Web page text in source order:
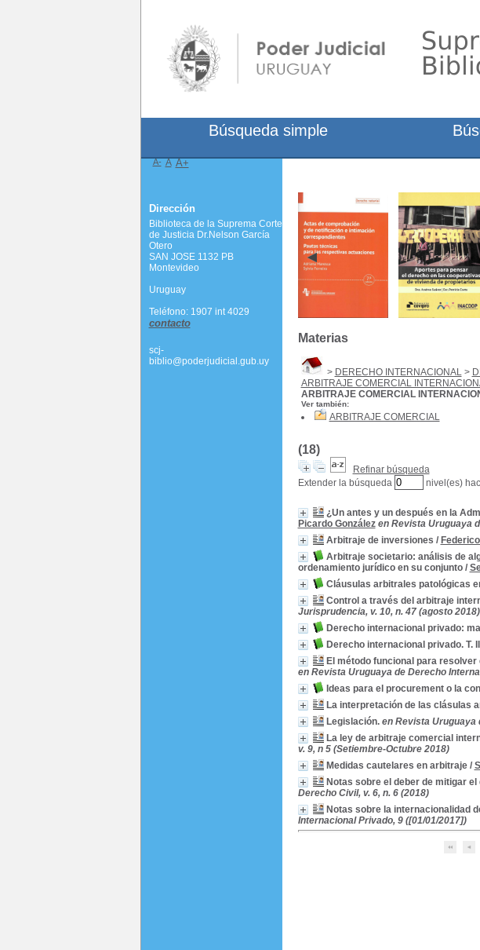
Materias
> DERECHO INTERNACIONAL>
ARBITRAJE COMERCIAL
ARBITRAJE COMERCIAL
Ver también:
ARBITRAJE COMERCIAL
(18)
Refinar búsqueda
Extender la búsqueda
nivel(es)
¿Un antes y un después en la
Picardo González en Revista Uruguaya
Arbitraje de inversiones /
Arbitraje societario: análisis de
ordenamiento jurídico en su conjunto/
Cláusulas arbitrales patológicas
Control a través del arbitraje
Jurisprudencia, v. 10, n. 47 (agosto 2018)
Derecho internacional privado:
Derecho internacional privado. T.
El método funcional para
en Revista Uruguaya de Derecho
Ideas para el procurement o la
La interpretación de las clásulas
Legislación. en Revista Uruguaya
La ley de arbitraje comercial
v. 9, n 5 (Setiembre-Octubre 2018)
Medidas cautelares en arbitraje/
Notas sobre el deber de mitigar
Derecho Civil, v. 6, n. 6 (2018)
Notas sobre la internacionalidad
Internacional Privado, 9 ([01/01/2017])
Búsqueda simple
A- A A+
Dirección
Biblioteca de la Suprema Corte
de Justicia Dr.Nelson García
Otero
SAN JOSE 1132 PB
Montevideo
Uruguay
Teléfono: 1907 int 4029
contacto
scj-
biblio@poderjudicial.gub.uy